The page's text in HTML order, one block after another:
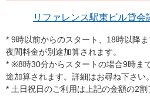
リファレンス駅東ビル貸
* 9時以前からのスタート、18時以降
夜間料金が別途加算されます。
* ※8時30分からスタートの場合9時ま
途加算されます。詳細はお尋ね下さい。
* 土日祝日のご利用は上記の金額の2